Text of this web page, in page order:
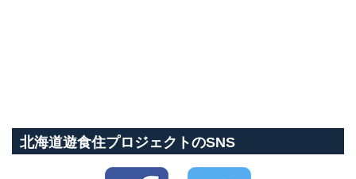
北海道遊食住プロジェクトのSNS